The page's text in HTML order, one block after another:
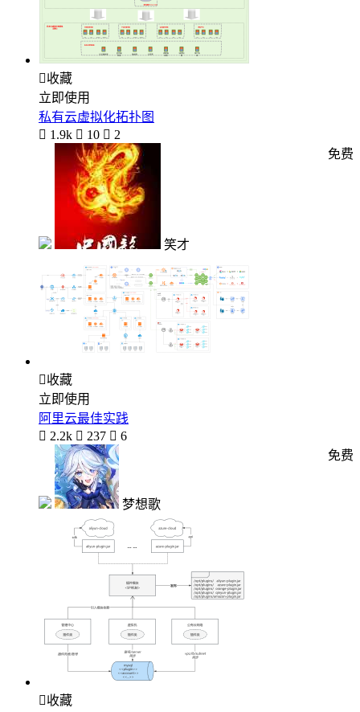
收藏
立即使用
私有云虚拟化拓扑图
 1.9k  10  2
笑才
免费
收藏
立即使用
阿里云最佳实践
 2.2k  237  6
梦想歌
免费
收藏